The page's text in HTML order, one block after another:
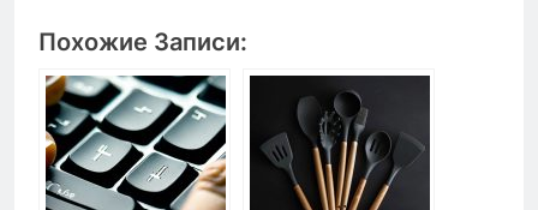
Похожие Записи: